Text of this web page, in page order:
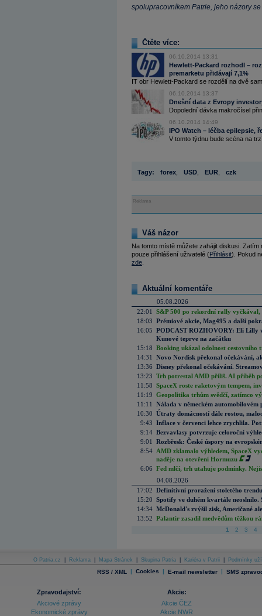
spolupracovníkem Patrie, jeho názory
Čtěte více:
06.10.2014 13:31
Hewlett-Packard rozhodl –
premarketu přidávají 7,1%
IT obr Hewlett-Packard se rozdělí na dvě
06.10.2014 13:37
Dnešní data z Evropy
Dopolední dávka makročísel
06.10.2014 14:49
IPO Watch – léčba epilepsie,
V tomto týdnu bude scéna na
Tagy: forex USD EUR czk
Reklama
Váš názor
Na tomto místě můžete zahájit diskusi.
pouze přihlášení uživatelé (Přihlásit). Pokud
zde
Aktuální komentáře
05.08.2026
22:01
S&P 500 po rekordní rally vyčkával,
18:03 Prémiové akcie, Mag495 a další
16:05 PODCAST ROZHOVORY: Eli Lilly
Kunové teprve na začátku
15:18 Booking ukázal odolnost cestovního
14:31
Novo Nordisk překonal očekávání,
13:36 Disney překonal očekávání.
13:23 Trh potrestal AMD příliš. AI příběh
11:58 SpaceX roste raketovým tempem,
11:19 Geopolitika trhům svědčí, zatímco
11:11
Nálada v německém automobilovém
10:30 Útraty domácností dále rostou,
9:43 Inflace v červenci lehce zrychlila.
9:14 Bezvavlasy potvrzuje celoroční
9:01
Rozbřesk: České úspory na
8:54 AMD zklamalo výhledem, SpaceX
naděje na otevření Hormuzu
6:06 Fed mlčí, trh utahuje podmínky.
04.08.2026
17:02 Definitivní proražení stoletého
15:20 Spotify ve duhém kvartále neoslnilo.
14:34 McDonald's zvýšil zisk, Američané
13:52 Palantir zasadil medvědům těžkou
1 2 3 4
O Patria.cz Reklama Mapa Stránek Skupina Patria Kariéra v Patrii Podmínky
RSS / XML | Cookies | E-mail newsletter | SMS
Zpravodajství:
Akciové zprávy
Ekonomické zprávy
Akcie:
Akcie ČEZ
Akcie NWR